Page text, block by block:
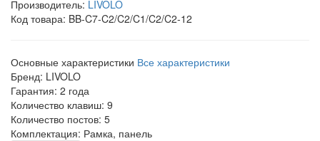
Производитель: LIVOLO
Код товара: BB-C7-C2/C2/C1/C2/C2-12
Основные характеристики Все характеристики
Бренд: LIVOLO
Гарантия: 2 года
Количество клавиш: 9
Количество постов: 5
Комплектация: Рамка, панель